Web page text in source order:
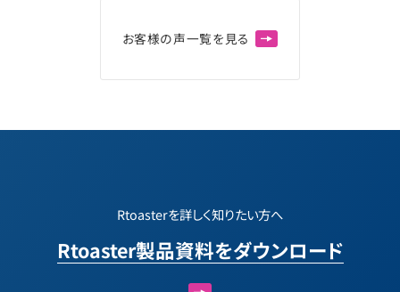
お客様の声一覧を 見る
Rtoasterを詳しく知りたい方へ
Rtoaster製品資料をダウンロード